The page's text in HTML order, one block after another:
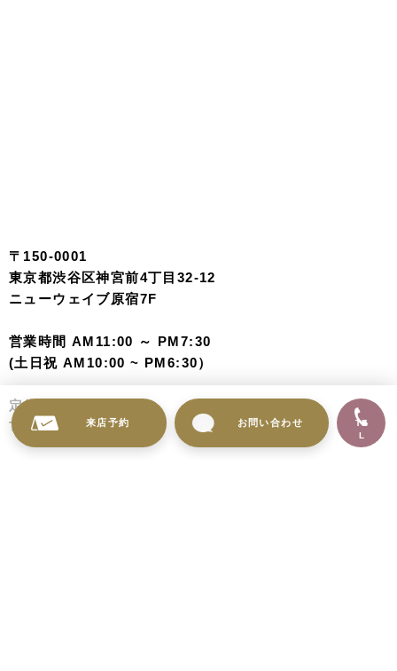
来店予約 お問い合わせ
TE
L
〒150-0001
東京都渋谷区神宮前4丁目32-12
ニューウェイブ原宿7F
営業時間 AM11:00 ～ PM7:30
(土日祝 AM10:00 ~ PM6:30）
定休日：なし
TEL 03-3497-0303